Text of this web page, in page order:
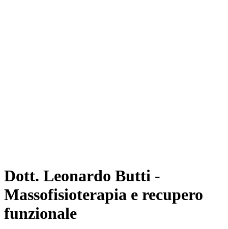
Dott. Leonardo Butti -
Massofisioterapia e recupero
funzionale